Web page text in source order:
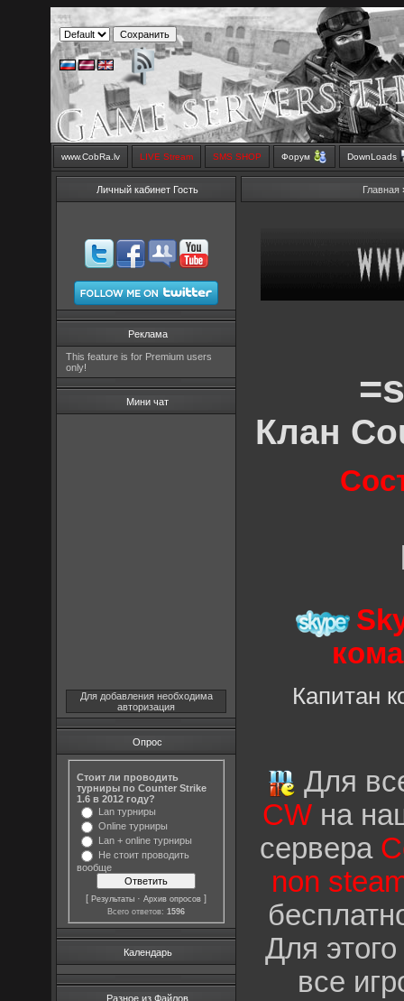
www.CobRa.lv LIVE Stream SMS SHOP Форум DownLoads
Личный кабинет Гость
Реклама
This feature is for Premium users
only!
Мини чат
Для добавления необходима
авторизация
Опрос
Стоит ли проводить
турниры по Counter Strike
1.6 в 2012 году?
Lan турниры
Online турниры
Lan + online турниры
Не стоит проводить
вообще
[Результаты ·Архив опросов ]
Всего ответов:1596
Календарь
Разное из Файлов
Главная
Клан
Капитан
Для
CWна
сервера
non
Для
все